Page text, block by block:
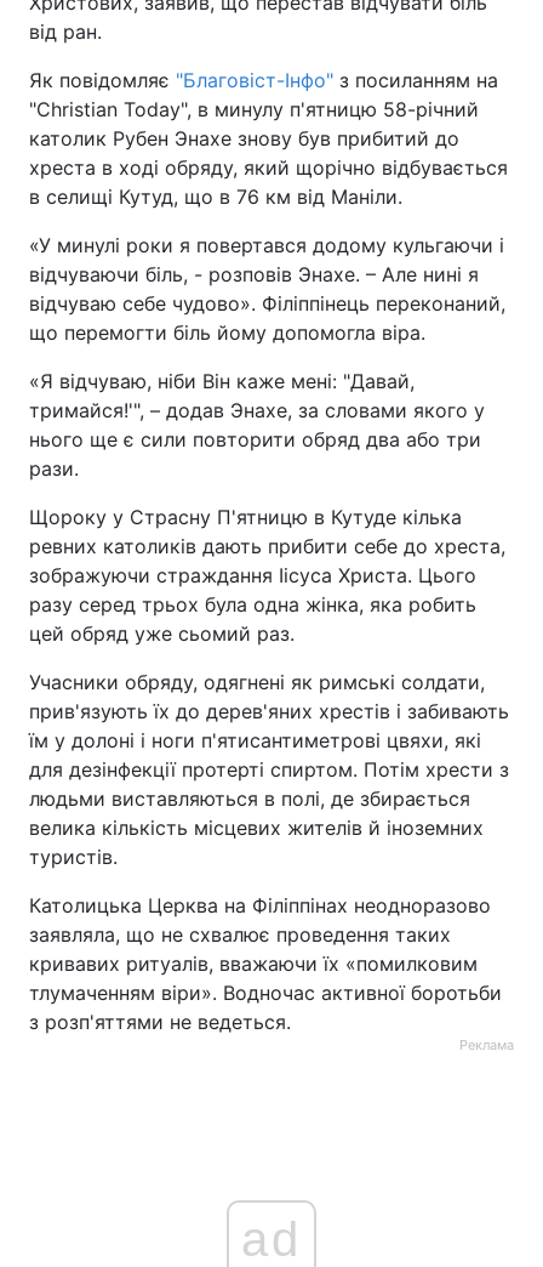
від ран.
Як повідомляє "Благовіст-Інфо" з посиланням на
"Christian Today", в минулу п'ятницю 58-річний
католик Рубен Энахе знову був прибитий до
хреста в ході обряду, який щорічно відбувається
в селищі Кутуд, що в 76 км від Маніли.
«У минулі роки я повертався додому кульгаючи і
відчуваючи біль, - розповів Энахе. – Але нині я
відчуваю себе чудово». Філіппінець переконаний,
що перемогти біль йому допомогла віра.
«Я відчуваю, ніби Він каже мені: "Давай,
тримайся!'", – додав Энахе, за словами якого у
нього ще є сили повторити обряд два або три
рази.
Щороку у Страсну П'ятницю в Кутуде кілька
ревних католиків дають прибити себе до хреста,
зображуючи страждання Іісуса Христа. Цього
разу серед трьох була одна жінка, яка робить
цей обряд уже сьомий раз.
Учасники обряду, одягнені як римські солдати,
прив'язують їх до дерев'яних хрестів і забивають
їм у долоні і ноги п'ятисантиметрові цвяхи, які
для дезінфекції протерті спиртом. Потім хрести з
людьми виставляються в полі, де збирається
велика кількість місцевих жителів й іноземних
туристів.
Католицька Церква на Філіппінах неодноразово
заявляла, що не схвалює проведення таких
кривавих ритуалів, вважаючи їх «помилковим
тлумаченням віри». Водночас активної боротьби
з розп'яттями не ведеться.
Реклама
ad